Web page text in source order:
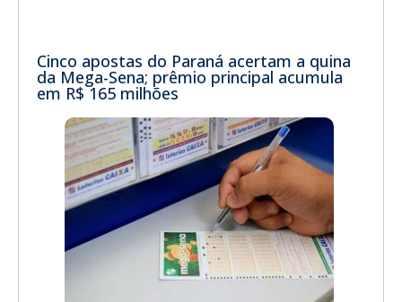
Cinco apostas do Paraná acertam a quina
da Mega-Sena; prêmio principal acumula
em R$ 165 milhões